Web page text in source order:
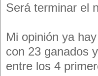
Será terminar el
Mi opinión ya
con 23 ganados
entre los 4